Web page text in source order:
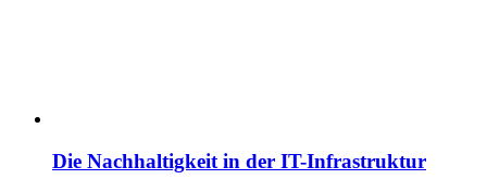
Die Nachhaltigkeit in der IT-Infrastruktur